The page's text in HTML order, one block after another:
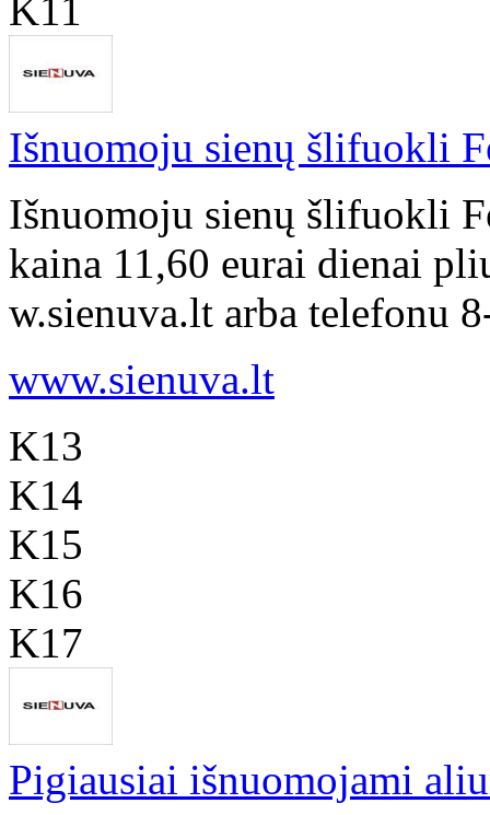
K11
Išnuomoju sienų šlifuokli
Išnuomoju sienų šlifuokli
kaina 11,60 eurai dienai
w.sienuva.lt arba telefonu
www.sienuva.lt
K13
K14
K15
K16
K17
Pigiausiai išnuomojami